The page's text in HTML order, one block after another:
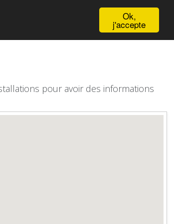
Ok,
j'accepte
pour avoir des informations